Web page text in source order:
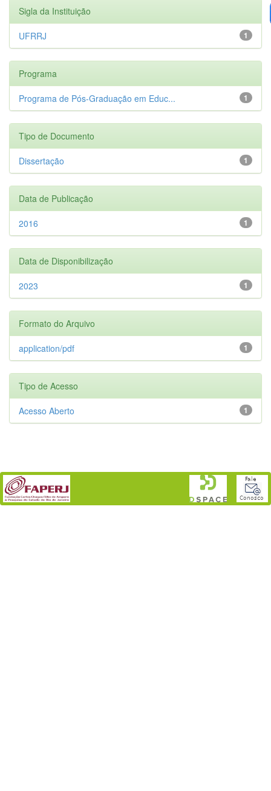
Sigla da Instituição
1
UFRRJ
Programa
1
Programa de Pós-Graduação em Educ...
Tipo de Documento
1
Dissertação
Data de Publicação
1
2016
Data de Disponibilização
1
2023
Formato do Arquivo
1
application/pdf
Tipo de Acesso
1
Acesso Aberto